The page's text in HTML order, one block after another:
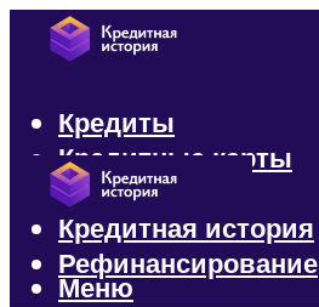
Кредиты
Кредитные карты
Микрозаймы
Кредитная история
Рефинансирование
Меню